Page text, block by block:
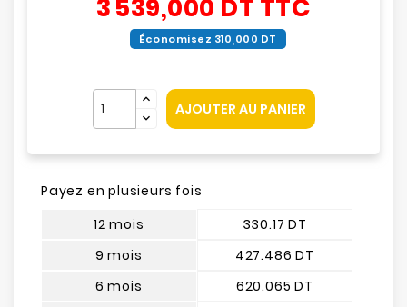
3 539,000 DT TTC
Économisez 310,000 DT
AJOUTER AU PANIER
Payez en plusieurs fois
12 mois
9 mois
6 mois
330.17 DT
427.486 DT
620.065 DT